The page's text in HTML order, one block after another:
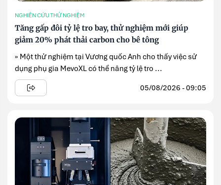
NGHIÊN CỨU THỬ NGHIỆM
Tăng gấp đôi tỷ lệ tro bay, thử nghiệm mới giúp
giảm 20% phát thải carbon cho bê tông
» Một thử nghiệm tại Vương quốc Anh cho thấy việc sử
dụng phụ gia MevoXL có thể nâng tỷ lệ tro ...
05/08/2026 - 09:05